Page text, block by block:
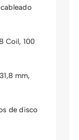
Coil, 100
mm,
de disco